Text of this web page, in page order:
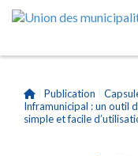
Publication
Inframunicipal : un outil
simple et facile